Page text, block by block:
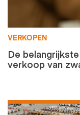
VERKOPEN
De
verkoop van